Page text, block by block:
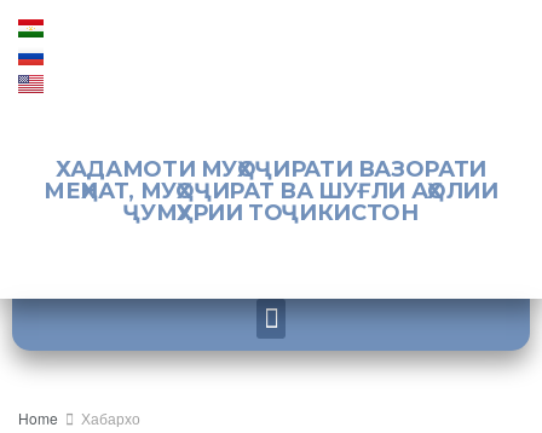
ХАДАМОТИ МУҲОҶИРАТИ ВАЗОРАТИ
МЕҲНАТ, МУҲОҶИРАТ ВА ШУҒЛИ АҲОЛИИ
ҶУМҲУРИИ ТОҶИКИСТОН
Home Хабархо